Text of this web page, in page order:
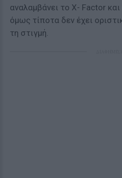
αναλαμβάνει το X- Factor
όμως τίποτα δεν έχει
τη στιγμή.